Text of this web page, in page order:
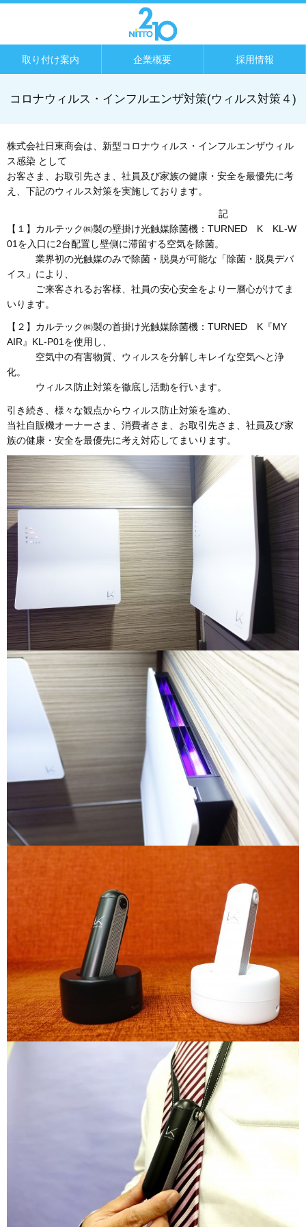
取り付け案内 企業概要 採用情報
コロナウィルス・インフルエンザ対策(ウィルス対策４)
株式会社日東商会は、新型コロナウィルス・インフルエンザウィル
ス感染 として
お客さま、お取引先さま、社員及び家族の健康・安全を最優先に考
え、下記のウィルス対策を実施しております。
記
【１】カルテック㈱製の壁掛け光触媒除菌機：TURNED K KL-W
01を入口に2台配置し壁側に滞留する空気を除菌。
業界初の光触媒のみで除菌・脱臭が可能な「除菌・脱臭デバ
イス」により、
ご来客されるお客様、社員の安心安全をより一層心がけてま
いります。
【２】カルテック㈱製の首掛け光触媒除菌機：TURNED K『MY
AIR』KL-P01を使用し、
空気中の有害物質、ウィルスを分解しキレイな空気へと浄
化。
ウィルス防止対策を徹底し活動を行います。
引き続き、様々な観点からウィルス防止対策を進め、
当社自販機オーナーさま、消費者さま、お取引先さま、社員及び家
族の健康・安全を最優先に考え対応してまいります。